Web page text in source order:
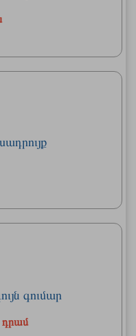
գումար
դրամ